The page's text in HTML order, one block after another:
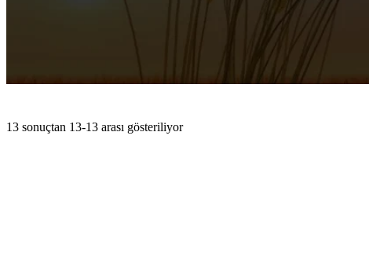
13 sonuçtan 13-13 arası gösteriliyor